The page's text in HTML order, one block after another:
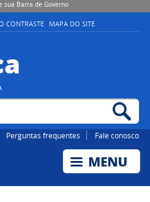
sua Barra de Governo
CONTRASTE MAPA DO SITE
Perguntas frequentes Fale conosco